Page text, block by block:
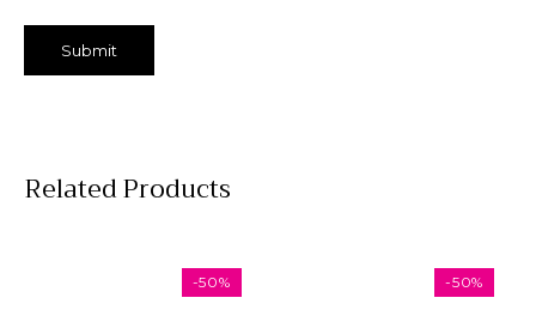
Related Products
-50% -50%